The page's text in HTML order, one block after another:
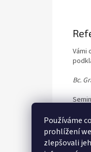
Používáme
prohlížení
zlepšovali
Vámi
Bc.
mě
Ing.